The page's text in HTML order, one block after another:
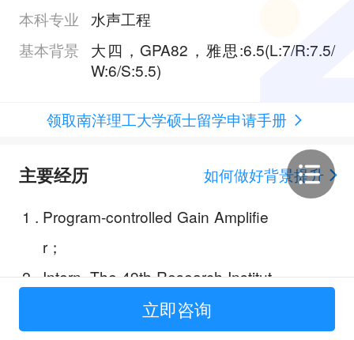
本科专业
水声工程
基本背景
大四，GPA82，雅思:6.5(L:7/R:7.5/
W:6/S:5.5)
领取南洋理工大学硕士留学申请手册
主要经历
如何做好背景提升
1 . Program-controlled Gain Amplifie
r；
2.Intern, The 49th Research Institut
e of China Electronics Technolog
立即咨询